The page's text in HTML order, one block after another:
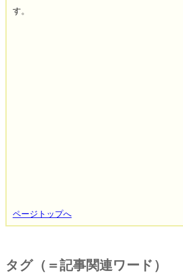
す。
ページトップへ
タグ（＝記事関連ワード）